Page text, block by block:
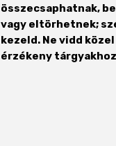
összecsaphatnak,
vagy eltörhetnek;
kezeld. Ne vidd
érzékeny